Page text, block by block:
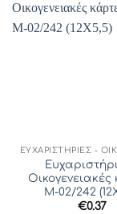
Οικογενειακές
Μ-02/242
€0.37